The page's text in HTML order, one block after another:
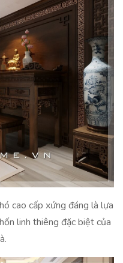
cao cấp xứng đáng là lựa
linh thiêng đặc biệt của